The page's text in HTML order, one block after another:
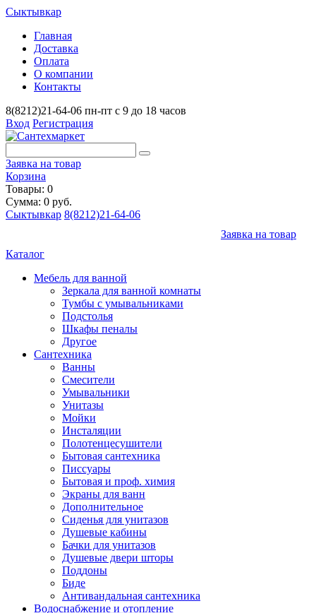
Сыктывкар
Главная
Доставка
Оплата
О компании
Контакты
8(8212)21-64-06 пн-пт с 9 до 18 часов
Вход Регистрация
Заявка на товар
Корзина
Товары: 0
Сумма: 0 руб.
Сыктывкар 8(8212)21-64-06
Заявка на товар
Каталог
Мебель для ванной
Зеркала для ванной комнаты
Тумбы с умывальниками
Подстолья
Шкафы пеналы
Другое
Сантехника
Ванны
Смесители
Умывальники
Унитазы
Мойки
Инсталяции
Полотенцесушители
Бытовая сантехника
Писсуары
Бытовая и проф. химия
Экраны для ванн
Дополнительное
Сиденья для унитазов
Душевые кабины
Бачки для унитазов
Душевые двери шторы
Поддоны
Биде
Антивандальная сантехника
Водоснабжение и отопление